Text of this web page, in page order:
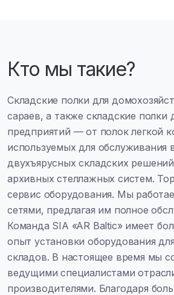
Кто мы такие?
Складские полки для
сараев, а также складские полки
предприятий — от полок легкой
используемых для обслуживания
двухъярусных складских
архивных стеллажных систем.
сервис оборудования. Мы
сетями, предлагая им полное
Команда SIA «AR Baltic» имеет
опыт установки оборудования
складов. В настоящее время мы
ведущими специалистами
производителями. Благодаря